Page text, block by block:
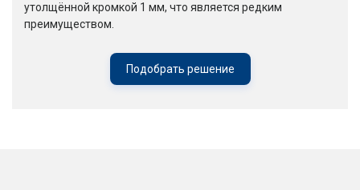
утолщённой кромкой 1 мм, что является редким
преимуществом.
Подобрать решение